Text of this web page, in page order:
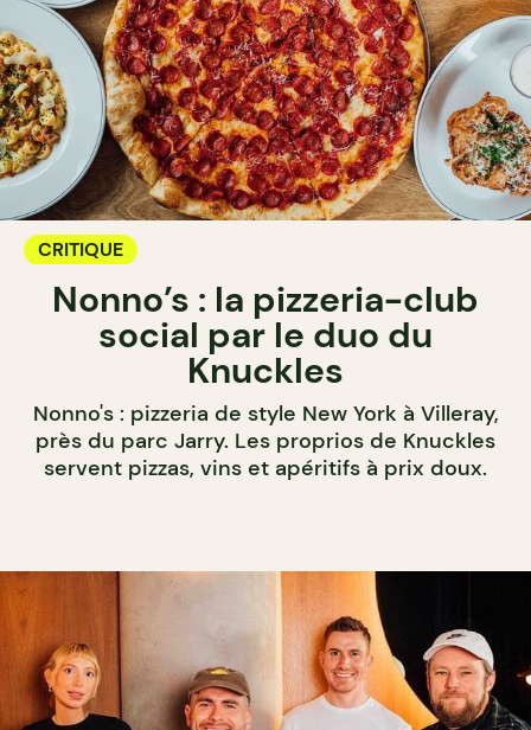
CRITIQUE
Nonno’s : la pizzeria-club
social par le duo du
Knuckles
Nonno's : pizzeria de style New York à Villeray,
près du parc Jarry. Les proprios de Knuckles
servent pizzas, vins et apéritifs à prix doux.